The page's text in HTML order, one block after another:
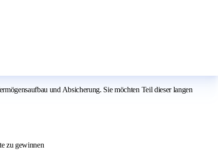
und Absicherung. Sie möchten Teil dieser langen
zu gewinnen